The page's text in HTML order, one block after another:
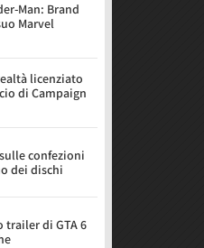
Man: Brand
Marvel
licenziato
di Campaign
confezioni
dei dischi
trailer di GTA 6